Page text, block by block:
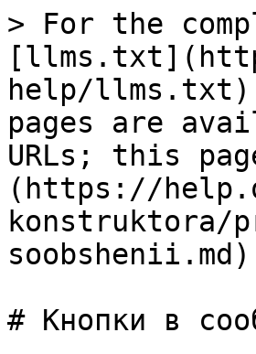
> For the
help/llms.txt).
pages are
URLs; this
(https://
konstruktora/
# Кнопки в